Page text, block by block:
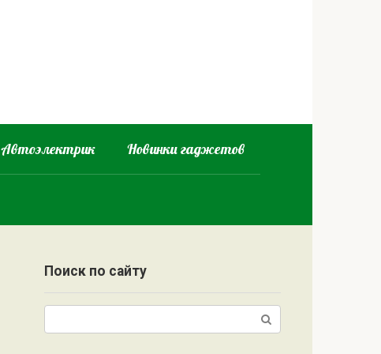
Автоэлектрик Новинки гаджетов
Поиск по сайту